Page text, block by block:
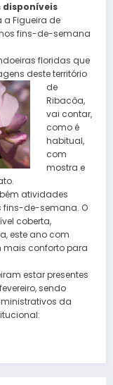
disponíveis
a Figueira de
fins-de-semana
floridas que
deste território
de
Ribacôa,
vai contar,
como é
habitual,
com
mostra e
atividades
fins-de-semana. O
coberta,
este ano com
mais conforto para
estar presentes
sendo
da